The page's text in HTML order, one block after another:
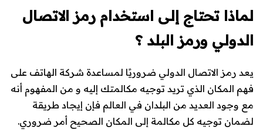
لماذا تحتاج إلى استخدام رمز الاتصال
الدولي ورمز البلد ؟
يعد رمز الاتصال الدولي ضروريًا لمساعدة شركة الهاتف على
فهم المكان الذي تريد توجيه مكالمتك إليه و من المفهوم أنه
مع وجود العديد من البلدان في العالم فإن إيجاد طريقة
لضمان توجيه كل مكالمة إلى المكان الصحيح أمر ضروري.